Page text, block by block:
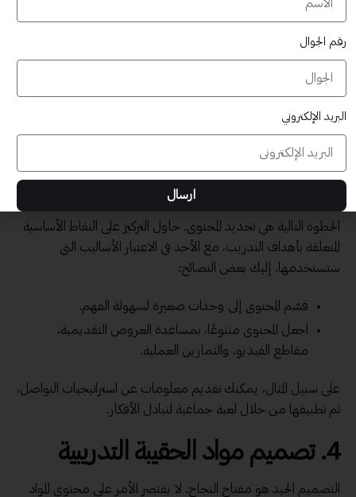
ما هي خلفياتهم التعليمية والمهنية؟
ما هي توقعاتهم من الدورة؟
المجموعات المختلفة من المتدربين. كانت هذه المعلومات مفيدة جداً في
تصميم محتوى يلبي احتياجاتهم.
الخطوة التالية هي تحديد المحتوى. حاول التركيز على النقاط الأساسية
المتعلقة بأهداف التدريب، مع الأخذ في الاعتبار الأساليب التي
ستستخدمها. إليك بعض النصائح:
قسّم المحتوى إلى وحدات صغيرة لسهولة الفهم.
اجعل المحتوى متنوعًا، بمساعدة العروض التقديمية،
مقاطع الفيديو، والتمارين العملية.
على سبيل المثال، يمكنك تقديم معلومات عن استراتيجيات التواصل،
ثم تطبيقها من خلال لعبة جماعية لتبادل الأفكار.
4. تصميم مواد الحقيبة التدريبية
التصميم الجيد هو مفتاح النجاح. لا يقتصر الأمر على محتوى المواد
رقم الجوال
البريد الإلكتروني
ارسال